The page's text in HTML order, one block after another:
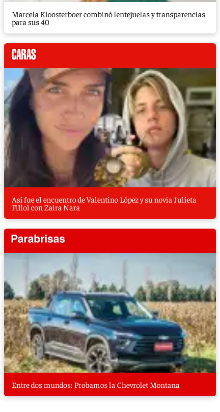
Marcela Kloosterboer combinó lentejuelas y transparencias
para sus 40
Así fue el encuentro de Valentino López y su novia Julieta
Fillol con Zaira Nara
Entre dos mundos: Probamos la Chevrolet Montana